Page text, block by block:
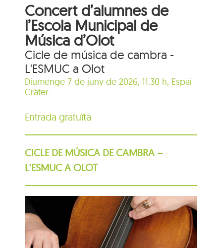
Concert d’alumnes de
l’Escola Municipal de
Música d’Olot
Cicle de música de cambra -
L'ESMUC a Olot
Diumenge 7 de juny de 2026, 11.30 h, Espai
Cràter
Entrada gratuïta
CICLE DE MÚSICA DE CAMBRA –
L’ESMUC A OLOT